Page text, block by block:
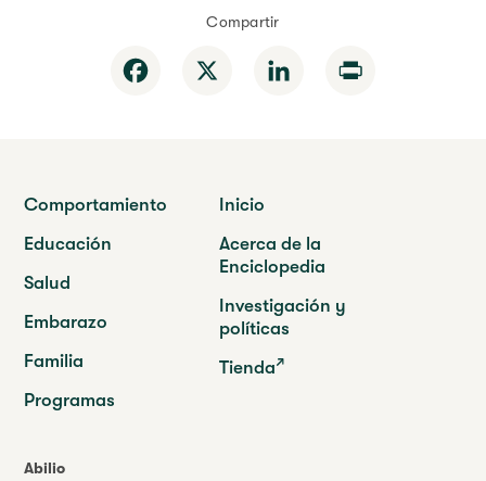
Compartir
Facebook LinkedIn
Abilio
Comportamiento
Educación
Salud
Embarazo
Familia
Programas
Inicio
Acerca de la
Enciclopedia
Investigación y
políticas
Tienda